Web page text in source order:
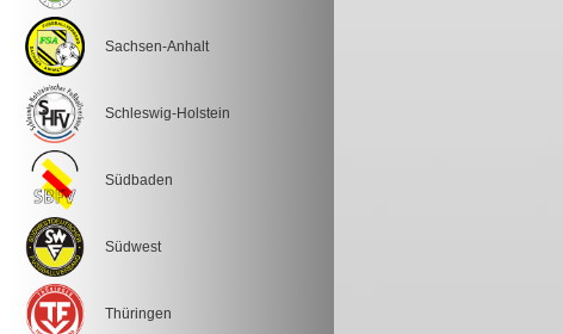
Sachsen-Anhalt
Schleswig-Holstein
Südbaden
Südwest
Thüringen